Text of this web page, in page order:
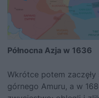
Północna Azja w 1636
Wkrótce potem
górnego Amuru, a w